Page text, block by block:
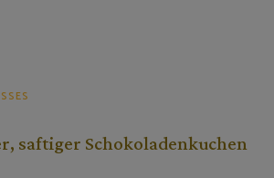
saftiger Schokoladenkuchen